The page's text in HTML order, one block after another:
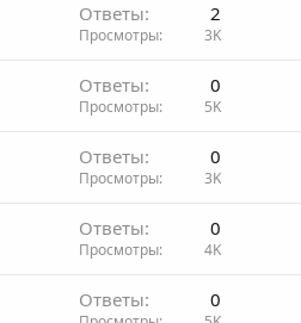
Ответы 2
Просмотры 3K
Ответы 0
Просмотры 5K
Ответы 0
Просмотры 3K
Ответы 0
Просмотры 4K
Ответы 0